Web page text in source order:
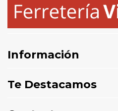
Información
Te Destacamos